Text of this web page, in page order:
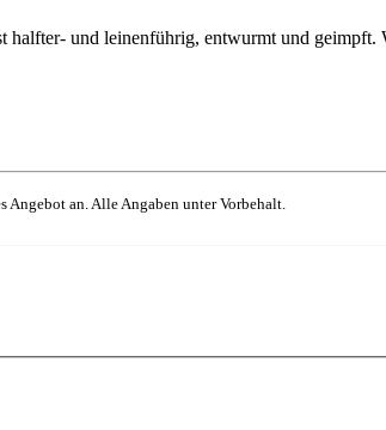
und leinenführig, entwurmt und
an. Alle Angaben unter Vorbehalt.